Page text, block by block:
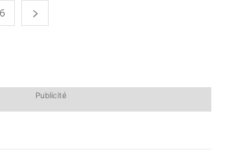
6
Publicité